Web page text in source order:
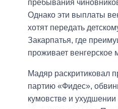
пребывания
Однако эти выплаты
хотят передать
Закарпатья, где
проживает венгерское
Мадяр раскритиковал
партию «Фидес»,
кумовстве и ухудшении